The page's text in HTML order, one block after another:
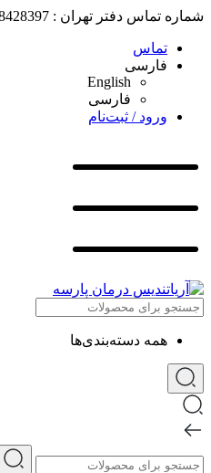
شماره تماس دفتر تهران : 02128428397
تماس
فارسی
English
فارسی
ورود / ثبت‌نام
همه دسته‌بندی‌ها